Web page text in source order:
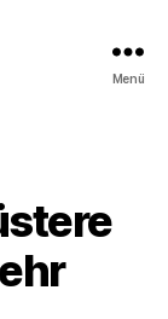
Menü